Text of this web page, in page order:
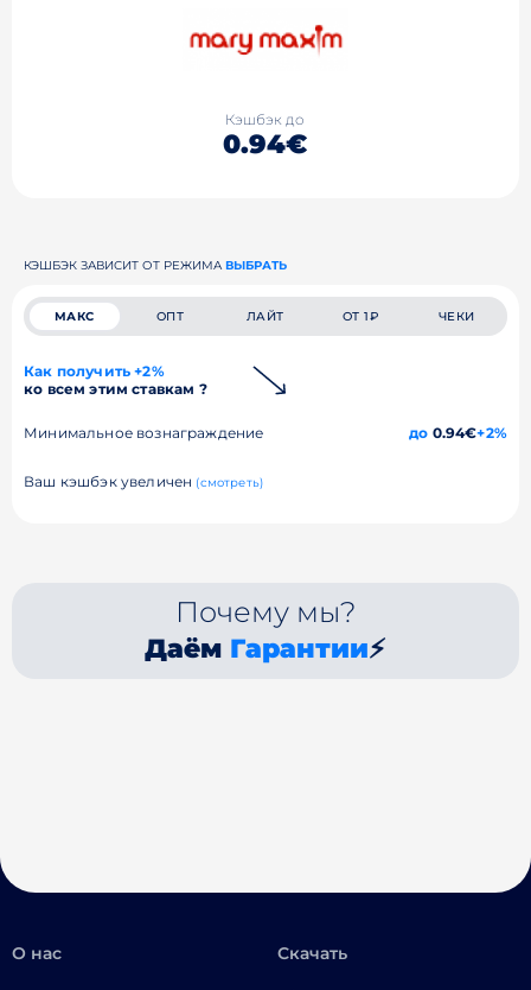
Кэшбэк до
0.94€
КЭШБЭК ЗАВИСИТ ОТ РЕЖИМА ВЫБРАТЬ
МАКС ОПТ ЛАЙТ ОТ 1₽ ЧЕКИ
Как получить +2%
ко всем этим ставкам ?
Минимальное вознаграждение до 0.94€+2%
Ваш кэшбэк увеличен (смотреть)
Почему мы?
Даём Гарантии⚡
О нас Скачать